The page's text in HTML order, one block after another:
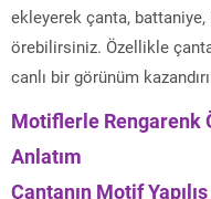
ekleyerek çanta,
örebilirsiniz. Özellikle
canlı bir görünüm
Motiflerle Rengarenk
Anlatım
Çantanın Motif